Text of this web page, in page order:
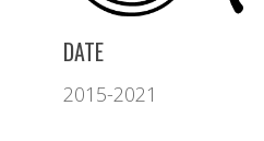
DATE
2015-2021